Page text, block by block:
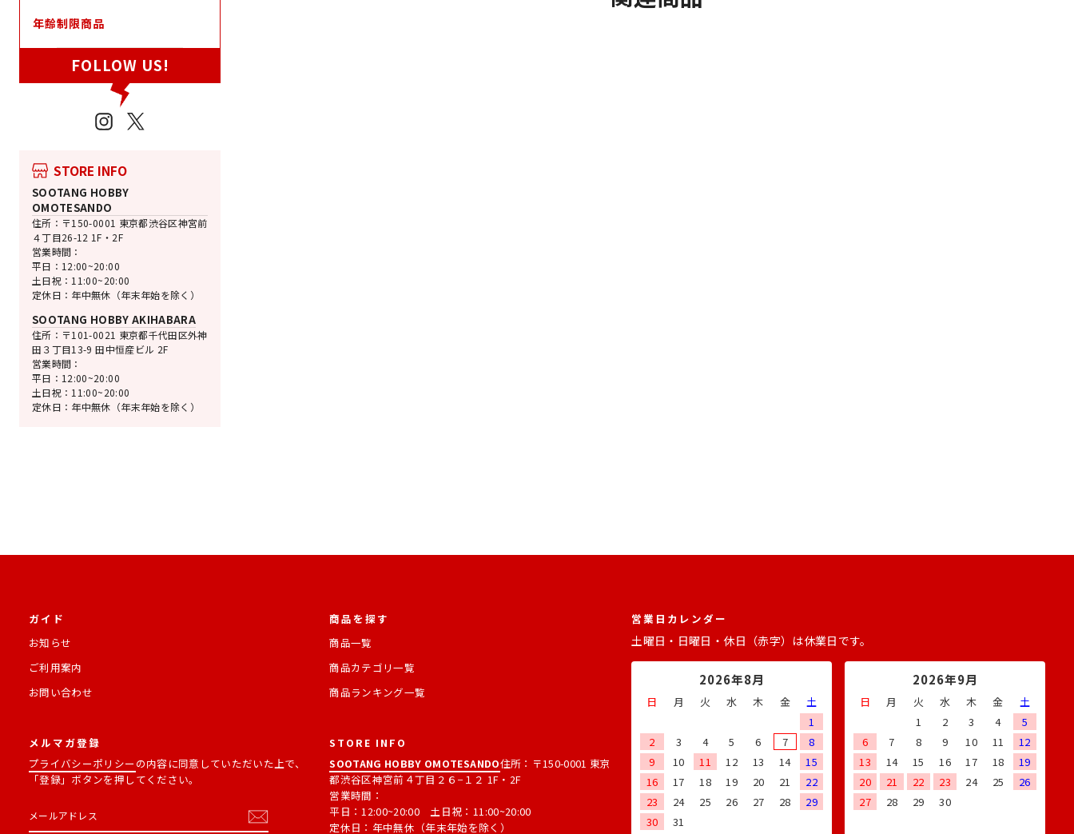
年齢制限商品
FOLLOW US!
Instagram
STORE INFO
SOOTANG HOBBY
OMOTESANDO
住所：〒150-0001 東京都渋谷区神宮前
４丁目26-12 1F・2F
営業時間：
平日：12:00~20:00
土日祝：11:00~20:00
定休日：年中無休（年末年始を除く）
SOOTANG HOBBY AKIHABARA
住所：〒101-0021 東京都千代田区外神
田３丁目13-9 田中恒産ビル 2F
営業時間：
平日：12:00~20:00
土日祝：11:00~20:00
定休日：年中無休（年末年始を除く）
ガイド
お知らせ
ご利用案内
お問い合わせ
商品を探す
商品一覧
商品カテゴリ一覧
商品ランキング一覧
メルマガ登録
プライバシーポリシー の内容に同意していただいた上で、
「登録」ボタンを押してください。
ー
ル
読
す
STORE INFO
SOOTANG HOBBY OMOTESANDO住所：〒150-0001 東京
都渋谷区神宮前４丁目２６−１２ 1F・2F
営業時間：
平日：12:00~20:00 土日祝：11:00~20:00
定休日：年中無休（年末年始を除く）
営業日カレンダー
土曜日・日曜日・休日（赤字）は休業日です。
2026年8月
日 月 火 水 木 金
土
1
2
3 4 5 6 7
8
9
10 11 12 13 14
15
16
17 18 19 20 21
22
23
24 25 26 27 28
29
30
31
2026年9月
日 月 火 水 木 金
土
1
2 3 4
5
6
7 8 9 10 11
12
13
14 15 16 17 18
19
20
21 22 23 24 25
26
27
28 29 30